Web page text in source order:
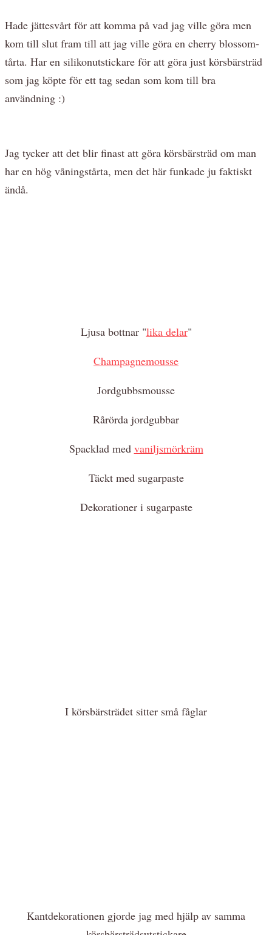
Hade jättesvårt för att komma på vad jag ville göra men
kom till slut fram till att jag ville göra en cherry blossom-
tårta. Har en silikonutstickare för att göra just körsbärsträd
som jag köpte för ett tag sedan som kom till bra
användning :)
Jag tycker att det blir finast att göra körsbärsträd om man
har en hög våningstårta, men det här funkade ju faktiskt
ändå.
Ljusa bottnar "lika delar"
Champagnemousse
Jordgubbsmousse
Rårörda jordgubbar
Spacklad med vaniljsmörkräm
Täckt med sugarpaste
Dekorationer i sugarpaste
I körsbärsträdet sitter små fåglar
Kantdekorationen gjorde jag med hjälp av samma